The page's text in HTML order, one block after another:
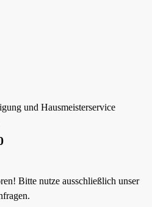
und Hausmeisterservice
Bitte nutze ausschließlich unser